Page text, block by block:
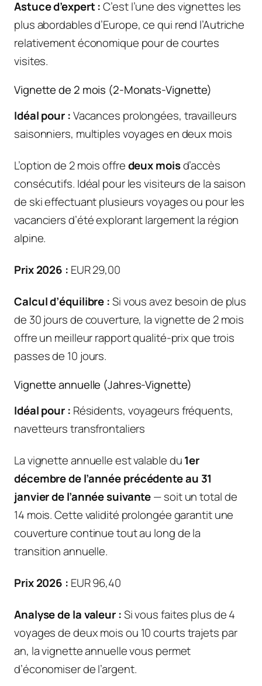
Astuce d’expert :C’est l’une des vignettes les
plus abordables d’Europe, ce qui rend l’Autriche
relativement économique pour de courtes
visites.
Vignette de 2 mois (2-Monats-Vignette)
Idéal pour :Vacances prolongées, travailleurs
saisonniers, multiples voyages en deux mois
L’option de 2 mois offredeux moisd’accès
consécutifs. Idéal pour les visiteurs de la saison
de ski effectuant plusieurs voyages ou pour les
vacanciers d’été explorant largement la région
alpine.
Prix 2026 : EUR 29,00
Calcul d’équilibre :Si vous avez besoin de plus
de 30 jours de couverture, la vignette de 2 mois
offre un meilleur rapport qualité-prix que trois
passes de 10 jours.
Vignette annuelle (Jahres-Vignette)
Idéal pour : Résidents, voyageurs fréquents,
navetteurs transfrontaliers
La vignette annuelle est valable du1er
décembre de l’année précédente au 31
janvier de l’année suivante— soit un total de
14 mois. Cette validité prolongée garantit une
couverture continue tout au long de la
transition annuelle.
Prix 2026 : EUR 96,40
Analyse de la valeur :Si vous faites plus de 4
voyages de deux mois ou 10 courts trajets par
an, la vignette annuelle vous permet
d’économiser de l’argent.